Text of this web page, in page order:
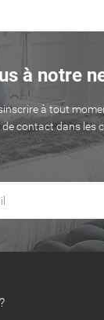
à notre
à tout
contact dans les